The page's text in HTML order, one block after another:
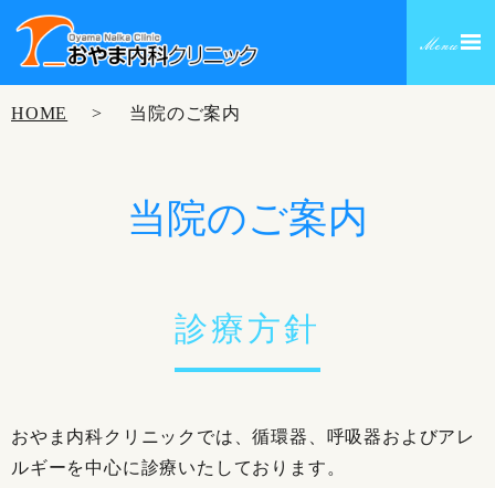
HOME 当院のご案内
当院のご案内
診療方針
おやま内科クリニックでは、循環器、呼吸器およびアレ
ルギーを中心に診療いたしております。